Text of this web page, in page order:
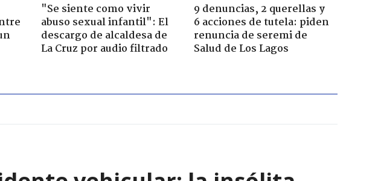
"Se siente como vivir
abuso sexual infantil": El
descargo de alcaldesa de
La Cruz por audio filtrado
9 denuncias, 2 querellas y
6 acciones de tutela: piden
renuncia de seremi de
Salud de Los Lagos